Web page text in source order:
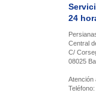
24
Central
C/
08025
Atención